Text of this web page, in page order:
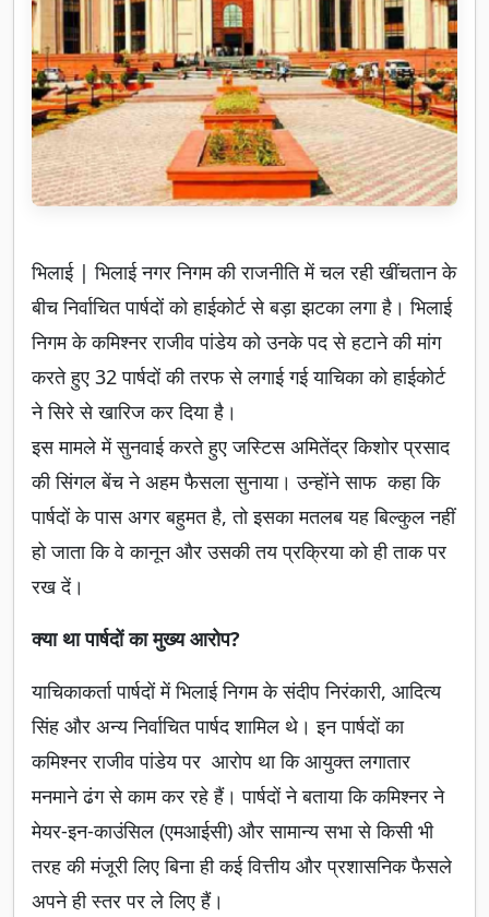
भिलाई | भिलाई नगर निगम की राजनीति में चल रही खींचतान के
बीच निर्वाचित पार्षदों को हाईकोर्ट से बड़ा झटका लगा है। भिलाई
निगम के कमिश्नर राजीव पांडेय को उनके पद से हटाने की मांग
करते हुए 32 पार्षदों की तरफ से लगाई गई याचिका को हाईकोर्ट
ने सिरे से खारिज कर दिया है।
इस मामले में सुनवाई करते हुए जस्टिस अमितेंद्र किशोर प्रसाद
की सिंगल बेंच ने अहम फैसला सुनाया। उन्होंने साफ कहा कि
पार्षदों के पास अगर बहुमत है, तो इसका मतलब यह बिल्कुल नहीं
हो जाता कि वे कानून और उसकी तय प्रक्रिया को ही ताक पर
रख दें।
क्या था पार्षदों का मुख्य आरोप?
याचिकाकर्ता पार्षदों में भिलाई निगम के संदीप निरंकारी, आदित्य
सिंह और अन्य निर्वाचित पार्षद शामिल थे। इन पार्षदों का
कमिश्नर राजीव पांडेय पर आरोप था कि आयुक्त लगातार
मनमाने ढंग से काम कर रहे हैं। पार्षदों ने बताया कि कमिश्नर ने
मेयर-इन-काउंसिल (एमआईसी) और सामान्य सभा से किसी भी
तरह की मंजूरी लिए बिना ही कई वित्तीय और प्रशासनिक फैसले
अपने ही स्तर पर ले लिए हैं।